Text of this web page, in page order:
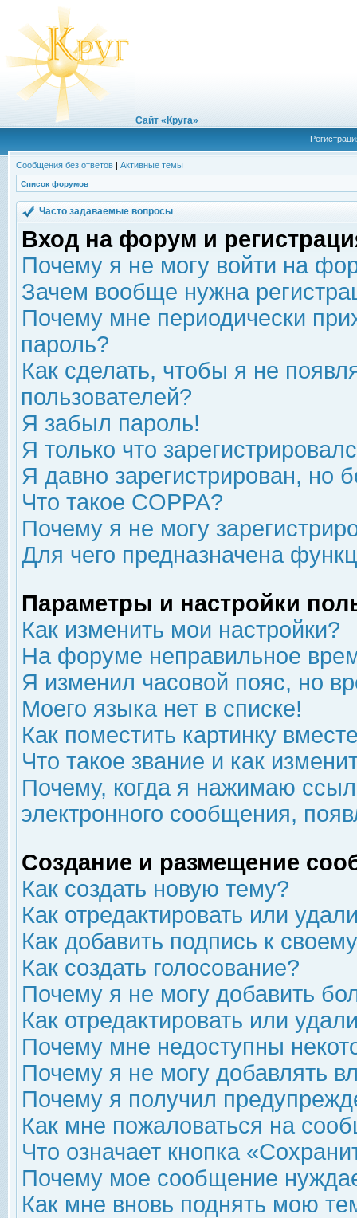
Сайт «Круга»
Сообщения без ответов | Активные темы
Список форумов
Часто задаваемые вопросы
Вход на форум и
Почему я не могу войти на
Зачем вообще нужна
Почему мне периодически
пароль?
Как сделать, чтобы я не
пользователей?
Я забыл пароль!
Я только что
Я давно зарегистрирован, но
Что такое COPPA?
Почему я не могу
Для чего предназначена
Параметры и настройки
Как изменить мои настройки?
На форуме неправильное
Я изменил часовой пояс, но
Моего языка нет в списке!
Как поместить картинку
Что такое звание и как
Почему, когда я нажимаю
электронного сообщения,
Создание и размещение
Как создать новую тему?
Как отредактировать или
Как добавить подпись к
Как создать голосование?
Почему я не могу добавить
Как отредактировать или
Почему мне недоступны
Почему я не могу добавлять
Почему я получил
Как мне пожаловаться на
Что означает кнопка
Почему мое сообщение
Как мне вновь поднять мою